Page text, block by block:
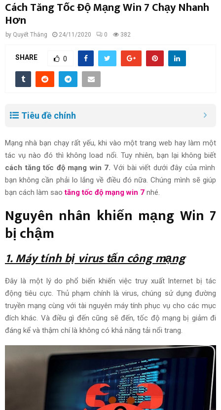
Cách Tăng Tốc Độ Mạng Win 7 Chạy Nhanh
Hơn
by Quyết Thắng 24/11/2020 0 382
SHARE 0
Tiêu đề chính
Mạng nhà bạn chạy rất yếu, khi vào một trang web hay làm một
tác vụ nào đó thì không load nổi. Tuy nhiên, bạn lại không biết
cách tăng tốc độ mạng win 7. Với bài viết dưới đây của mình
bạn không cần phải lo lắng về điều đó nữa. Chúng mình sẽ giúp
bạn cách làm saotăng tốc độ mạng win 7 nhé.
Nguyên nhân khiến mạng Win 7
bị chậm
1. Máy tính bị virus tấn công mạng
Đây làmột lý do phổ biến khiến việc truy xuấtInternet bị tác
động tiêu cực. Thủ phạm chính là virus, chúng sử dụng đường
truyền mạng cùng với tài nguyên máy tính phục vụ cho các mục
đích khác. Và điều gì đến cũng sẽ đến, tốc độ mạng bị giảm đi
đáng kể và thậm chílà không có khả năng tải nổi trang.